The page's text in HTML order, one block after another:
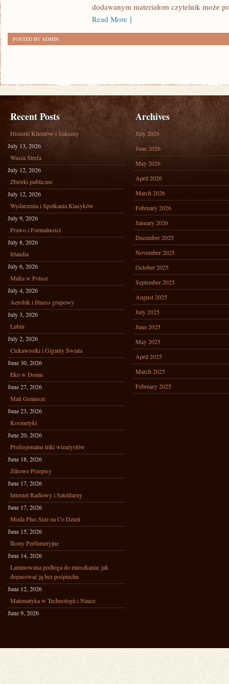
dodawanym materiałom czytelnik może
Read More ]
POSTED BY ADMIN
Recent Posts
Historie Klientów i Sukcesy
July 13, 2026
Wasza Strefa
July 12, 2026
Zbiórki publiczne
July 12, 2026
Wydarzenia i Spotkania Klasyków
July 9, 2026
Prawo i Formalności
July 8, 2026
Irlandia
July 6, 2026
Mafia w Polsce
July 4, 2026
Aerobik i fitness grupowy
July 3, 2026
Lubin
July 2, 2026
Ciekawostki i Giganty Świata
June 30, 2026
Eko w Domu
June 27, 2026
Mali Geniusze
June 23, 2026
Kosmetyki
June 20, 2026
Profesjonalne triki wizażystów
June 18, 2026
Zdrowe Przepisy
June 17, 2026
Internet Radiowy i Satelitarny
June 17, 2026
Moda Plus Size na Co Dzień
June 15, 2026
Ikony Perfumeryjne
June 14, 2026
Laminowana podłoga do mieszkania: jak
dopasować ją bez pośpiechu
June 12, 2026
Matematyka w Technologii i Nauce
June 9, 2026
Archives
July 2026
June 2026
May 2026
April 2026
March 2026
February 2026
January 2026
December 2025
November 2025
October 2025
September 2025
August 2025
July 2025
June 2025
May 2025
April 2025
March 2025
February 2025